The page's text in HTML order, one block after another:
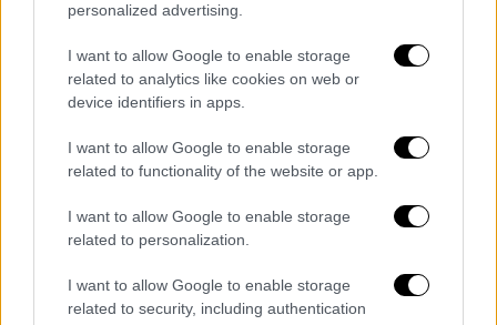
personalized advertising.
I want to allow Google to enable storage
related to analytics like cookies on web or
device identifiers in apps.
I want to allow Google to enable storage
related to functionality of the website or app.
I want to allow Google to enable storage
related to personalization.
I want to allow Google to enable storage
related to security, including authentication
ιταλική ακτοφυλακή
Κυριακή πως περισυνέλεξε δύο πτώματα και
διέσωσε 57 ανθρώπουςστα ανοικτά του
νότιου ιταλικού νησιού της Λαμπεντούζα,
ενώ υπάρχουν πληροφορίες ότι αγνοείται η
τύχη περισσότερων από 30 ανθρώπων
πρακτορείο ειδήσεων ANSA, επικαλούμενο
μαρτυρίες διασωθέντων, μετέδωσε ότι δύο
σκάφη με μετανάστες, που είχαν αποπλεύσει
από το λιμάνι του Σφαξ στην Τυνησία,